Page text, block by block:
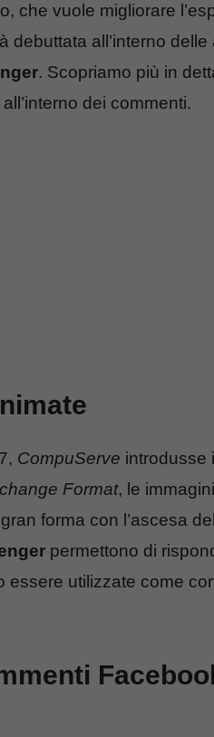
che vuole migliorare
all’interno
. Scopriamo più in
all’interno dei commenti.
CompuServe introdusse
Format, le
forma con l’ascesa
permettono di
essere utilizzate come